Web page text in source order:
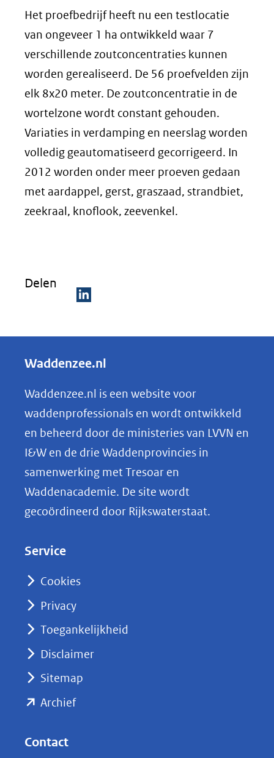
Het proefbedrijf heeft nu een testlocatie
van ongeveer 1 ha ontwikkeld waar 7
verschillende zoutconcentraties kunnen
worden gerealiseerd. De 56 proefvelden zijn
elk 8x20 meter. De zoutconcentratie in de
wortelzone wordt constant gehouden.
Variaties in verdamping en neerslag worden
volledig geautomatiseerd gecorrigeerd. In
2012 worden onder meer proeven gedaan
met aardappel, gerst, graszaad, strandbiet,
zeekraal, knoflook, zeevenkel.
Delen
e
e
n
o
p
k
e
nieuw
naar
Waddenzee.nl
Waddenzee.nl is een website voor
waddenprofessionals en wordt ontwikkeld
en beheerd door de ministeries van LVVN en
I&W en de drie Waddenprovincies in
samenwerking met Tresoar en
Waddenacademie. De site wordt
gecoördineerd door Rijkswaterstaat.
Service
Cookies
Privacy
Toegankelijkheid
Disclaimer
Sitemap
Archief(opent
Contact